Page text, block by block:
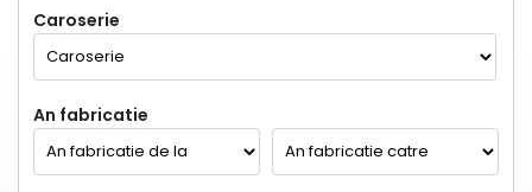
Caroserie
An fabricatie